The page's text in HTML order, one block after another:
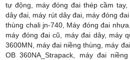
tự động, máy đóng đai thép cầm
dây đai, máy rút dây đai, máy đóng
thùng chali jn-740, Máy đóng đai
máy đóng đai cũ, máy đai dây, máy
3600MN, máy đai niềng thùng, máy
OB 360NA_Strapack, máy đai